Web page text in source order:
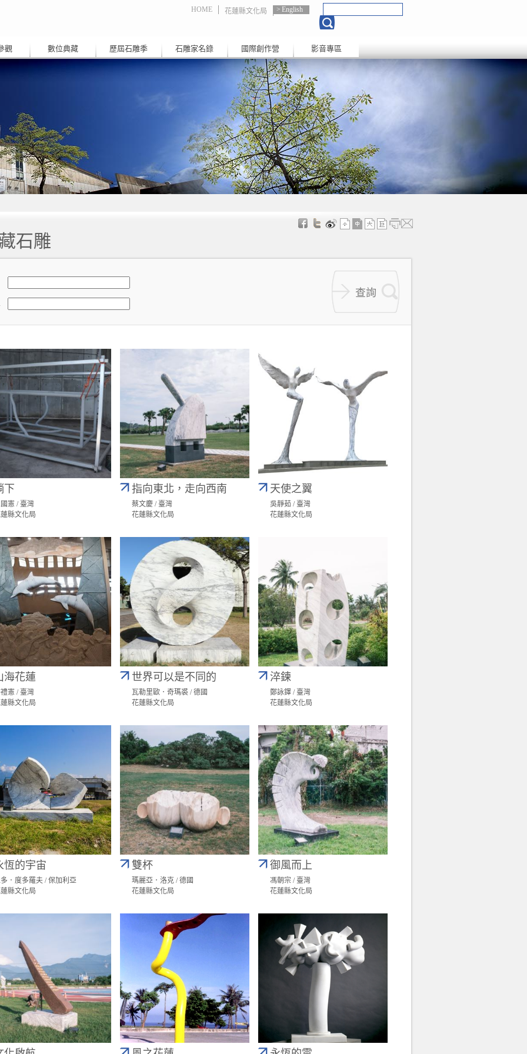
HOME 花蓮縣文化局 English
觀 數位典藏 歷屆石雕季 石雕家名錄 國際創作營 影音專區
石雕
下
憲 / 臺灣
縣文化局
指向東北，走向西南
蔡文慶 / 臺灣
花蓮縣文化局
天使之翼
吳靜茹 / 臺灣
花蓮縣文化局
海花蓮
憲 / 臺灣
縣文化局
世界可以是不同的
瓦勒里歐．奇瑪裘 / 德國
花蓮縣文化局
淬鍊
鄭詠鐸 / 臺灣
花蓮縣文化局
恆的宇宙
．度多羅夫 / 保加利亞
縣文化局
雙杯
瑪麗亞．洛克 / 德國
花蓮縣文化局
御風而上
馮朝宗 / 臺灣
花蓮縣文化局